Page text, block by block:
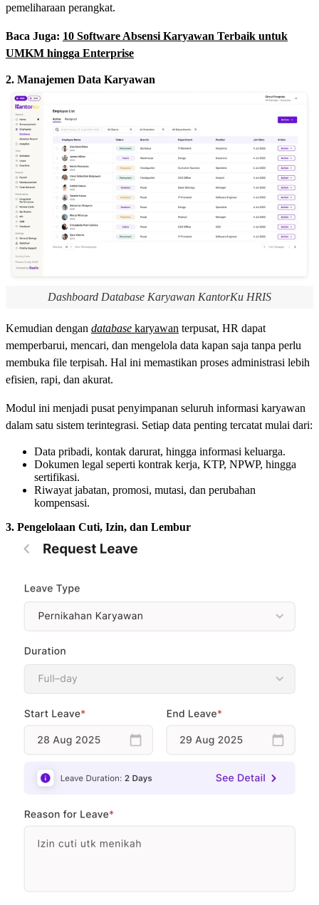
pemeliharaan perangkat.
Baca Juga: 10 Software Absensi Karyawan Terbaik untuk
UMKM hingga Enterprise
2. Manajemen Data Karyawan
Dashboard Database Karyawan KantorKu HRIS
Kemudian dengan database karyawan terpusat, HR dapat
memperbarui, mencari, dan mengelola data kapan saja tanpa perlu
membuka file terpisah. Hal ini memastikan proses administrasi lebih
efisien, rapi, dan akurat.
Modul ini menjadi pusat penyimpanan seluruh informasi karyawan
dalam satu sistem terintegrasi. Setiap data penting tercatat mulai dari:
Data pribadi, kontak darurat, hingga informasi keluarga.
Dokumen legal seperti kontrak kerja, KTP, NPWP, hingga
sertifikasi.
Riwayat jabatan, promosi, mutasi, dan perubahan
kompensasi.
3. Pengelolaan Cuti, Izin, dan Lembur